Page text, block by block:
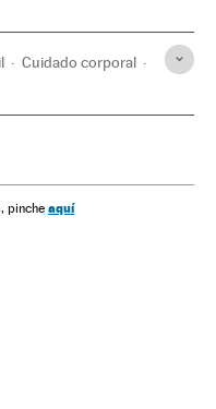
Cuidado corporal
pinche aquí